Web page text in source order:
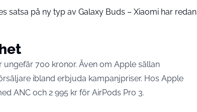
satsa på ny typ av Galaxy Buds – Xiaomi har redan
700 kronor. Även om Apple sällan
ibland erbjuda kampanjpriser. Hos Apple
ANC och 2 995 kr för AirPods Pro 3.